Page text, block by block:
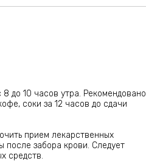
до 10 часов утра. Рекомендовано
соки за 12 часов до сдачи
прием лекарственных
после забора крови. Следует
средств.